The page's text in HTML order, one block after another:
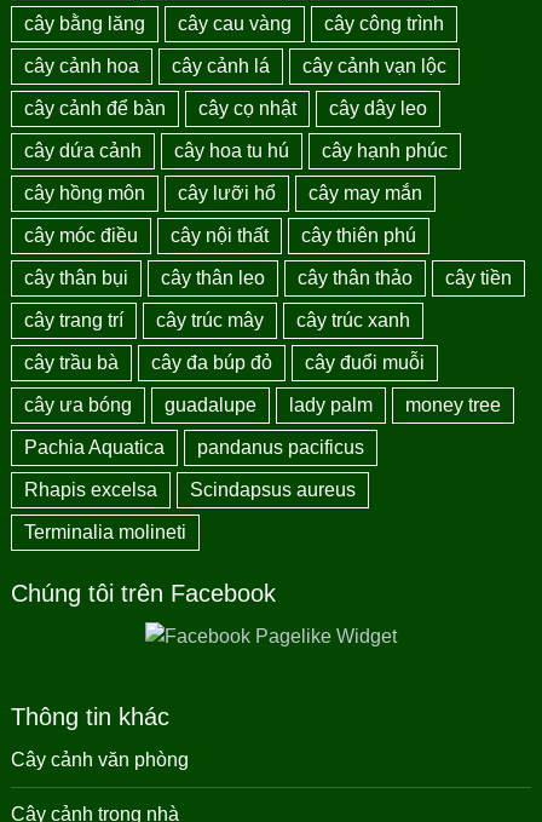
cây bằng lăng cây cau vàng cây công trình
cây cảnh hoa cây cảnh lá cây cảnh vạn lộc
cây cảnh để bàn cây cọ nhật cây dây leo
cây dứa cảnh cây hoa tu hú cây hạnh phúc
cây hồng môn cây lưỡi hổ cây may mắn
cây móc điều cây nội thất cây thiên phú
cây thân bụi cây thân leo cây thân thảo cây tiền
cây trang trí cây trúc mây cây trúc xanh
cây trầu bà cây đa búp đỏ cây đuổi muỗi
cây ưa bóng guadalupe lady palm money tree
Pachia Aquatica pandanus pacificus
Rhapis excelsa Scindapsus aureus
Terminalia molineti
Chúng tôi trên Facebook
Thông tin khác
Cây cảnh văn phòng
Cây cảnh trong nhà